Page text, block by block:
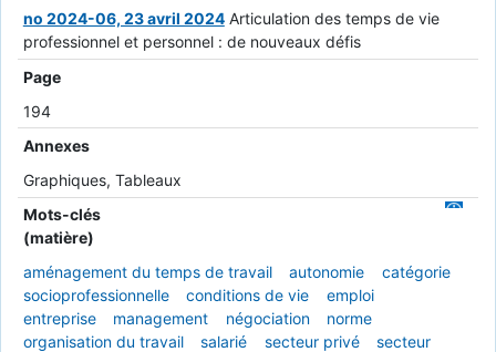
no 2024-06, 23 avril 2024 Articulation des temps de vie
professionnel et personnel : de nouveaux défis
Page
194
Annexes
Graphiques, Tableaux
Mots-clés
(matière)
aménagement du temps de travail
autonomie
catégorie
socioprofessionnelle
conditions de vie
emploi
entreprise
management négociation
norme
organisation du travail
salarié secteur privé
secteur